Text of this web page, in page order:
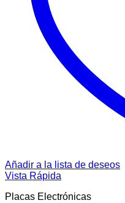
Añadir a la lista de deseos
Vista Rápida
Placas Electrónicas